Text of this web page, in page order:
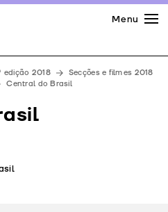
Menu
edição 2018
Secções e filmes 2018
Central do Brasil